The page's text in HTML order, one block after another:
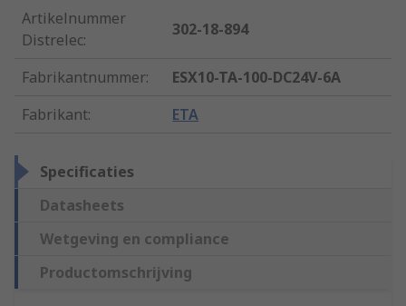
Artikelnummer
Distrelec:
302-18-894
Fabrikantnummer:
ESX10-TA-100-DC24V-6A
Fabrikant: ETA
Specificaties
Datasheets
Wetgeving en compliance
Productomschrijving